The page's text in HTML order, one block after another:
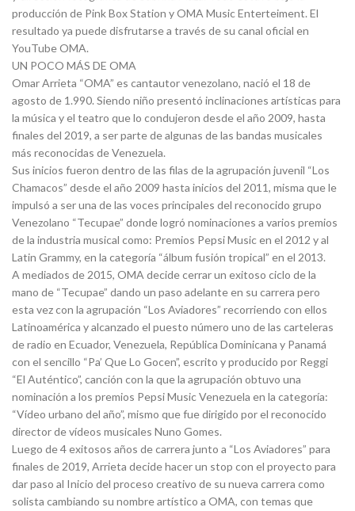
producción de Pink Box Station y OMA Music Enterteiment. El
resultado ya puede disfrutarse a través de su canal oficial en
YouTube OMA.
UN POCO MÁS DE OMA
Omar Arrieta “OMA” es cantautor venezolano, nació el 18 de
agosto de 1.990. Siendo niño presentó inclinaciones artísticas para
la música y el teatro que lo condujeron desde el año 2009, hasta
finales del 2019, a ser parte de algunas de las bandas musicales
más reconocidas de Venezuela.
Sus inicios fueron dentro de las filas de la agrupación juvenil “Los
Chamacos” desde el año 2009 hasta inicios del 2011, misma que le
impulsó a ser una de las voces principales del reconocido grupo
Venezolano “Tecupae” donde logró nominaciones a varios premios
de la industria musical como: Premios Pepsi Music en el 2012 y al
Latin Grammy, en la categoría “álbum fusión tropical” en el 2013.
A mediados de 2015, OMA decide cerrar un exitoso ciclo de la
mano de “Tecupae” dando un paso adelante en su carrera pero
esta vez con la agrupación “Los Aviadores” recorriendo con ellos
Latinoamérica y alcanzado el puesto número uno de las carteleras
de radio en Ecuador, Venezuela, República Dominicana y Panamá
con el sencillo “Pa’ Que Lo Gocen”, escrito y producido por Reggi
“El Auténtico”, canción con la que la agrupación obtuvo una
nominación a los premios Pepsi Music Venezuela en la categoría:
“Vídeo urbano del año”, mismo que fue dirigido por el reconocido
director de vídeos musicales Nuno Gomes.
Luego de 4 exitosos años de carrera junto a “Los Aviadores” para
finales de 2019, Arrieta decide hacer un stop con el proyecto para
dar paso al Inicio del proceso creativo de su nueva carrera como
solista cambiando su nombre artístico a OMA, con temas que